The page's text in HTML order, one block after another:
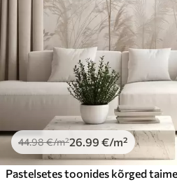
44.98€/m²26 .99 €/m²
Pastelsetes toonides kõrged